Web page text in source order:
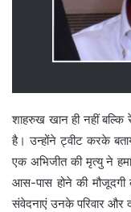
शाहरुख खान ही नहीं बल्कि
है। उन्होंने ट्वीट करके
एक अभिजीत की मृत्यु ने
आस-पास होने की मौजूदगी
संवेदनाएं उनके परिवार और